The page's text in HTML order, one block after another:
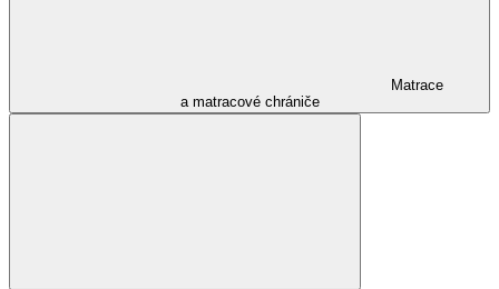
Matrace
a matracové chrániče